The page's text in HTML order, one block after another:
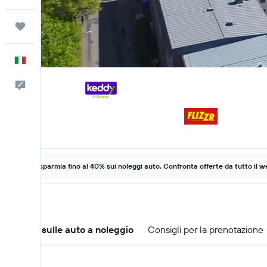
Trips
Italiano
Risparmia fino al 40% sui noleggi auto. Confronta offerte da tutto il
Offerte sulle auto a noleggio Consigli per la prenotazione